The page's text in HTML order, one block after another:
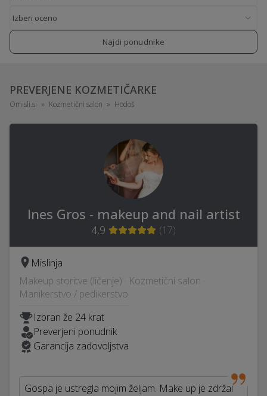
Najdi ponudnike
PREVERJENE KOZMETIČARKE
Omisli.si Kozmetični salon Hodoš
Ines Gros - makeup and nail artist
4,9 (17)
Mislinja
Makeup storitve (ličenje) · Kozmetični salon ·
Manikerstvo / pedikerstvo
Izbran že 24 krat
Preverjeni ponudnik
Garancija zadovoljstva
Gospa je ustregla mojim željam. Make up je zdržal